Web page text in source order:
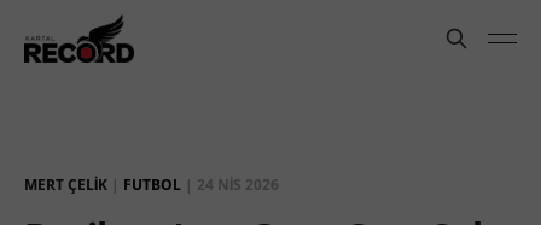
MERT ÇELIK | FUTBOL | 24 NIS 2026